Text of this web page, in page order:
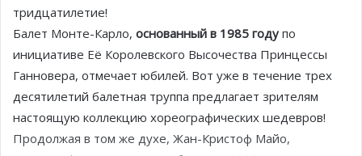
тридцатилетие!
Балет Монте-Карло, основанный в 1985 году по
инициативе Её Королевского Высочества Принцессы
Ганновера, отмечает юбилей. Вот уже в течение трех
десятилетий балетная труппа предлагает зрителям
настоящую коллекцию хореографических шедевров!
Продолжая в том же духе, Жан-Кристоф Майо,